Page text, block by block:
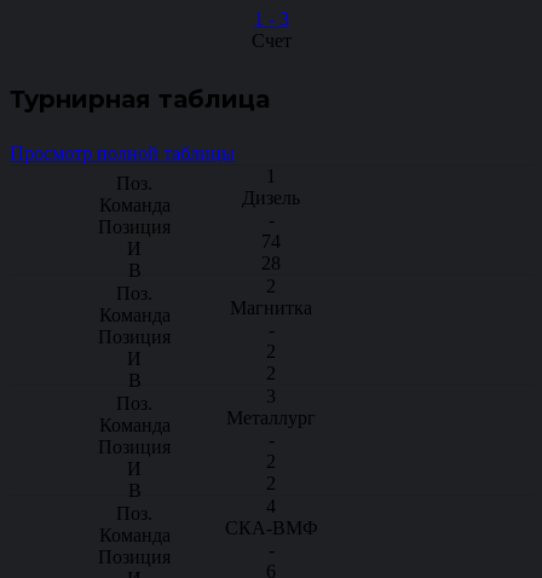
1 - 3
Счет
Турнирная таблица
Просмотр полной таблицы
1
Дизель
-
74
28
2
Магнитка
-
2
2
3
Металлург
-
2
2
4
СКА-ВМФ
-
6